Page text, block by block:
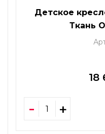
Детское
Ткань
18